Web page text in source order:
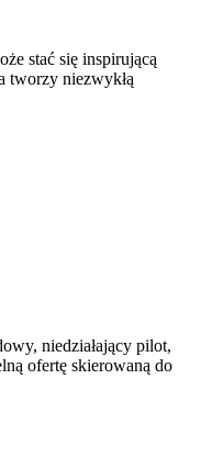
stać się inspirującą
tworzy niezwykłą
niedziałający pilot,
ofertę skierowaną do